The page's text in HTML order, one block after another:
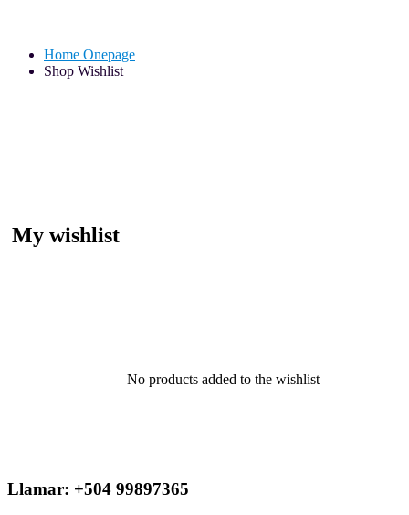
Home Onepage
Shop Wishlist
My wishlist
No products added to the wishlist
Llamar: +504 99897365